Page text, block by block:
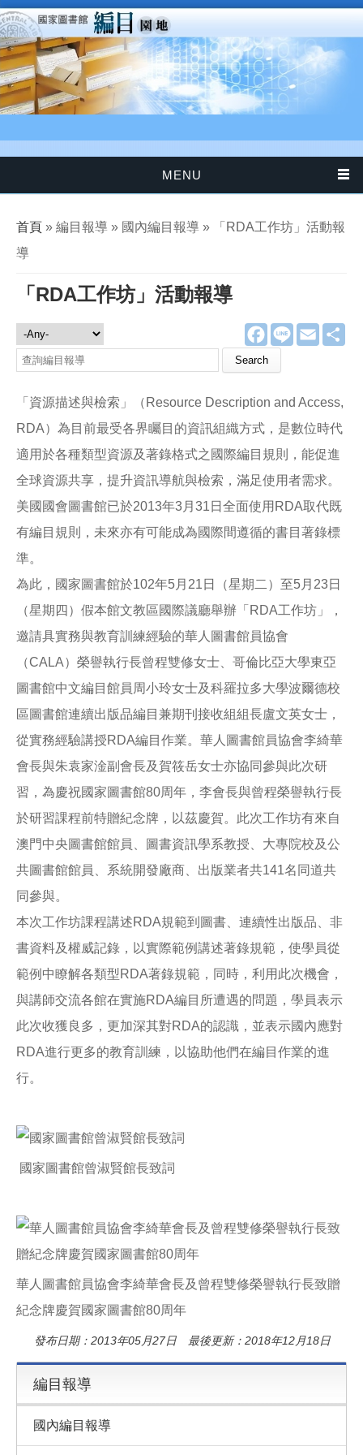
移至主內容
MENU
您在這裡
首頁 » 編目報導 » 國內編目報導 » 「RDA工作坊」活動報
導
「RDA工作坊」活動報導
F
a
e
o
L
E
m
編目報導
「資源描述與檢索」（Resource Description and Access,
RDA）為目前最受各界矚目的資訊組織方式，是數位時代
適用於各種類型資源及著錄格式之國際編目規則，能促進
全球資源共享，提升資訊導航與檢索，滿足使用者需求。
美國國會圖書館已於2013年3月31日全面使用RDA取代既
有編目規則，未來亦有可能成為國際間遵循的書目著錄標
準。
為此，國家圖書館於102年5月21日（星期二）至5月23日
（星期四）假本館文教區國際議廳舉辦「RDA工作坊」，
邀請具實務與教育訓練經驗的華人圖書館員協會
（CALA）榮譽執行長曾程雙修女士、哥倫比亞大學東亞
圖書館中文編目館員周小玲女士及科羅拉多大學波爾德校
區圖書館連續出版品編目兼期刊接收組組長盧文英女士，
從實務經驗講授RDA編目作業。華人圖書館員協會李綺華
會長與朱袁家淦副會長及賀筱岳女士亦協同參與此次研
習，為慶祝國家圖書館80周年，李會長與曾程榮譽執行長
於研習課程前特贈紀念牌，以茲慶賀。此次工作坊有來自
澳門中央圖書館館員、圖書資訊學系教授、大專院校及公
共圖書館館員、系統開發廠商、出版業者共141名同道共
同參與。
本次工作坊課程講述RDA規範到圖書、連續性出版品、非
書資料及權威記錄，以實際範例講述著錄規範，使學員從
範例中瞭解各類型RDA著錄規範，同時，利用此次機會，
與講師交流各館在實施RDA編目所遭遇的問題，學員表示
此次收獲良多，更加深其對RDA的認識，並表示國內應對
RDA進行更多的教育訓練，以協助他們在編目作業的進
行。
國家圖書館曾淑賢館長致詞
華人圖書館員協會李綺華會長及曾程雙修榮譽執行長致贈
紀念牌慶賀國家圖書館80周年
發布日期：2013年05月27日 最後更新：2018年12月18日
編目報導
國內編目報導